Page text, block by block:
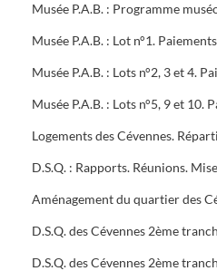
Musée P.A.B. : Programme
Musée P.A.B. : Lot n°1.
Musée P.A.B. : Lots n°2, 3 et 4.
Musée P.A.B. : Lots n°5, 9 et 10.
Logements des Cévennes.
Aménagement du quartier des
D.S.Q. des Cévennes 2ème
D.S.Q. des Cévennes 2ème